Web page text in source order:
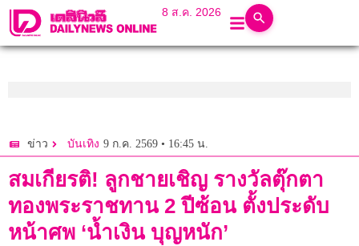
8 ส.ค. 2026
ข่าว บันเทิง 9 ก.ค. 2569 • 16:45 น.
สมเกียรติ! ลูกชายเชิญ รางวัลตุ๊กตา
ทองพระราชทาน 2 ปีซ้อน ตั้งประดับ
หน้าศพ ‘น้ำเงิน บุญหนัก’